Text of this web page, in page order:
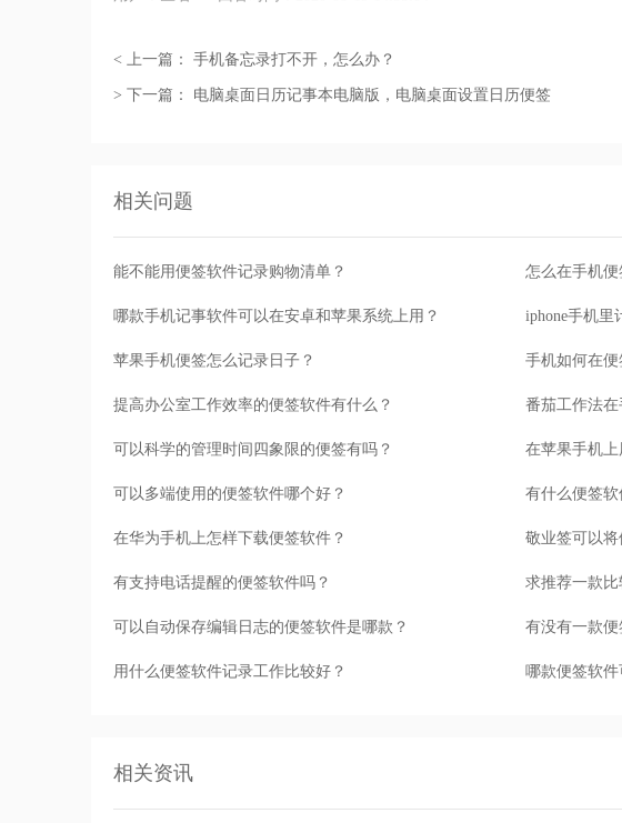
< 上一篇： 手机备忘录打不开，怎么办？
> 下一篇： 电脑桌面日历记事本电脑版，电脑桌面设置日历便签
相关问题
能不能用便签软件记录购物清单？ 怎么在手机便
哪款手机记事软件可以在安卓和苹果系统上用？ iphone手机里
苹果手机便签怎么记录日子？ 手机如何在便
提高办公室工作效率的便签软件有什么？ 番茄工作法
可以科学的管理时间四象限的便签有吗？ 在苹果手机上
可以多端使用的便签软件哪个好？ 有什么便签软
在华为手机上怎样下载便签软件？ 敬业签可以
有支持电话提醒的便签软件吗？ 求推荐一款
可以自动保存编辑日志的便签软件是哪款？ 有没有一款
用什么便签软件记录工作比较好？ 哪款便签软
相关资讯